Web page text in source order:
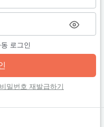
로그인
비밀번호 재발급하기